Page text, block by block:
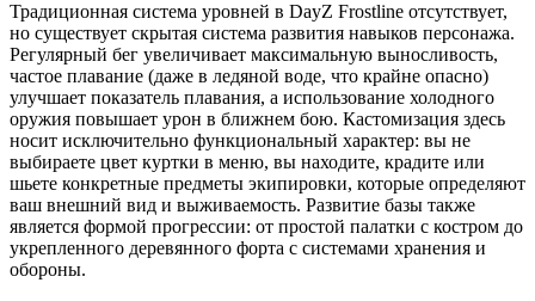
Традиционная система уровней в DayZ Frostline отсутствует,
но существует скрытая система развития навыков персонажа.
Регулярный бег увеличивает максимальную выносливость,
частое плавание (даже в ледяной воде, что крайне опасно)
улучшает показатель плавания, а использование холодного
оружия повышает урон в ближнем бою. Кастомизация здесь
носит исключительно функциональный характер: вы не
выбираете цвет куртки в меню, вы находите, крадите или
шьете конкретные предметы экипировки, которые определяют
ваш внешний вид и выживаемость. Развитие базы также
является формой прогрессии: от простой палатки с костром до
укрепленного деревянного форта с системами хранения и
обороны.